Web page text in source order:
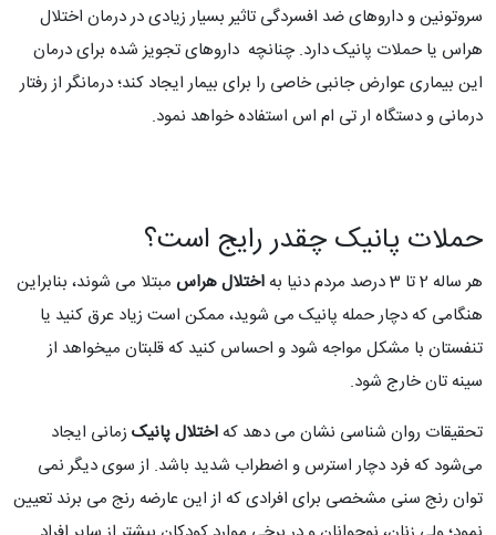
سروتونین و داروهای ضد افسردگی تاثیر بسیار زیادی در درمان اختلال
هراس یا حملات پانیک دارد. چنانچه داروهای تجویز شده برای درمان
این بیماری عوارض جانبی خاصی را برای بیمار ایجاد کند؛ درمانگر از رفتار
درمانی و دستگاه ار تی ام اس استفاده خواهد نمود.
حملات پانیک چقدر رایج است؟
هر ساله 2 تا 3 درصد مردم دنیا به اختلال هراس مبتلا می شوند، بنابراین
هنگامی که دچار حمله پانیک می شوید، ممکن است زیاد عرق کنید یا
تنفستان با مشکل مواجه شود و احساس کنید که قلبتان میخواهد از
سینه تان خارج شود.
تحقیقات روان شناسی نشان می دهد که اختلال پانیک زمانی ایجاد
می‌شود که فرد دچار استرس و اضطراب شدید باشد. از سوی دیگر نمی
توان رنج سنی مشخصی برای افرادی که از این عارضه رنج می برند تعیین